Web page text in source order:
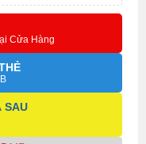
Cửa Hàng
SAU